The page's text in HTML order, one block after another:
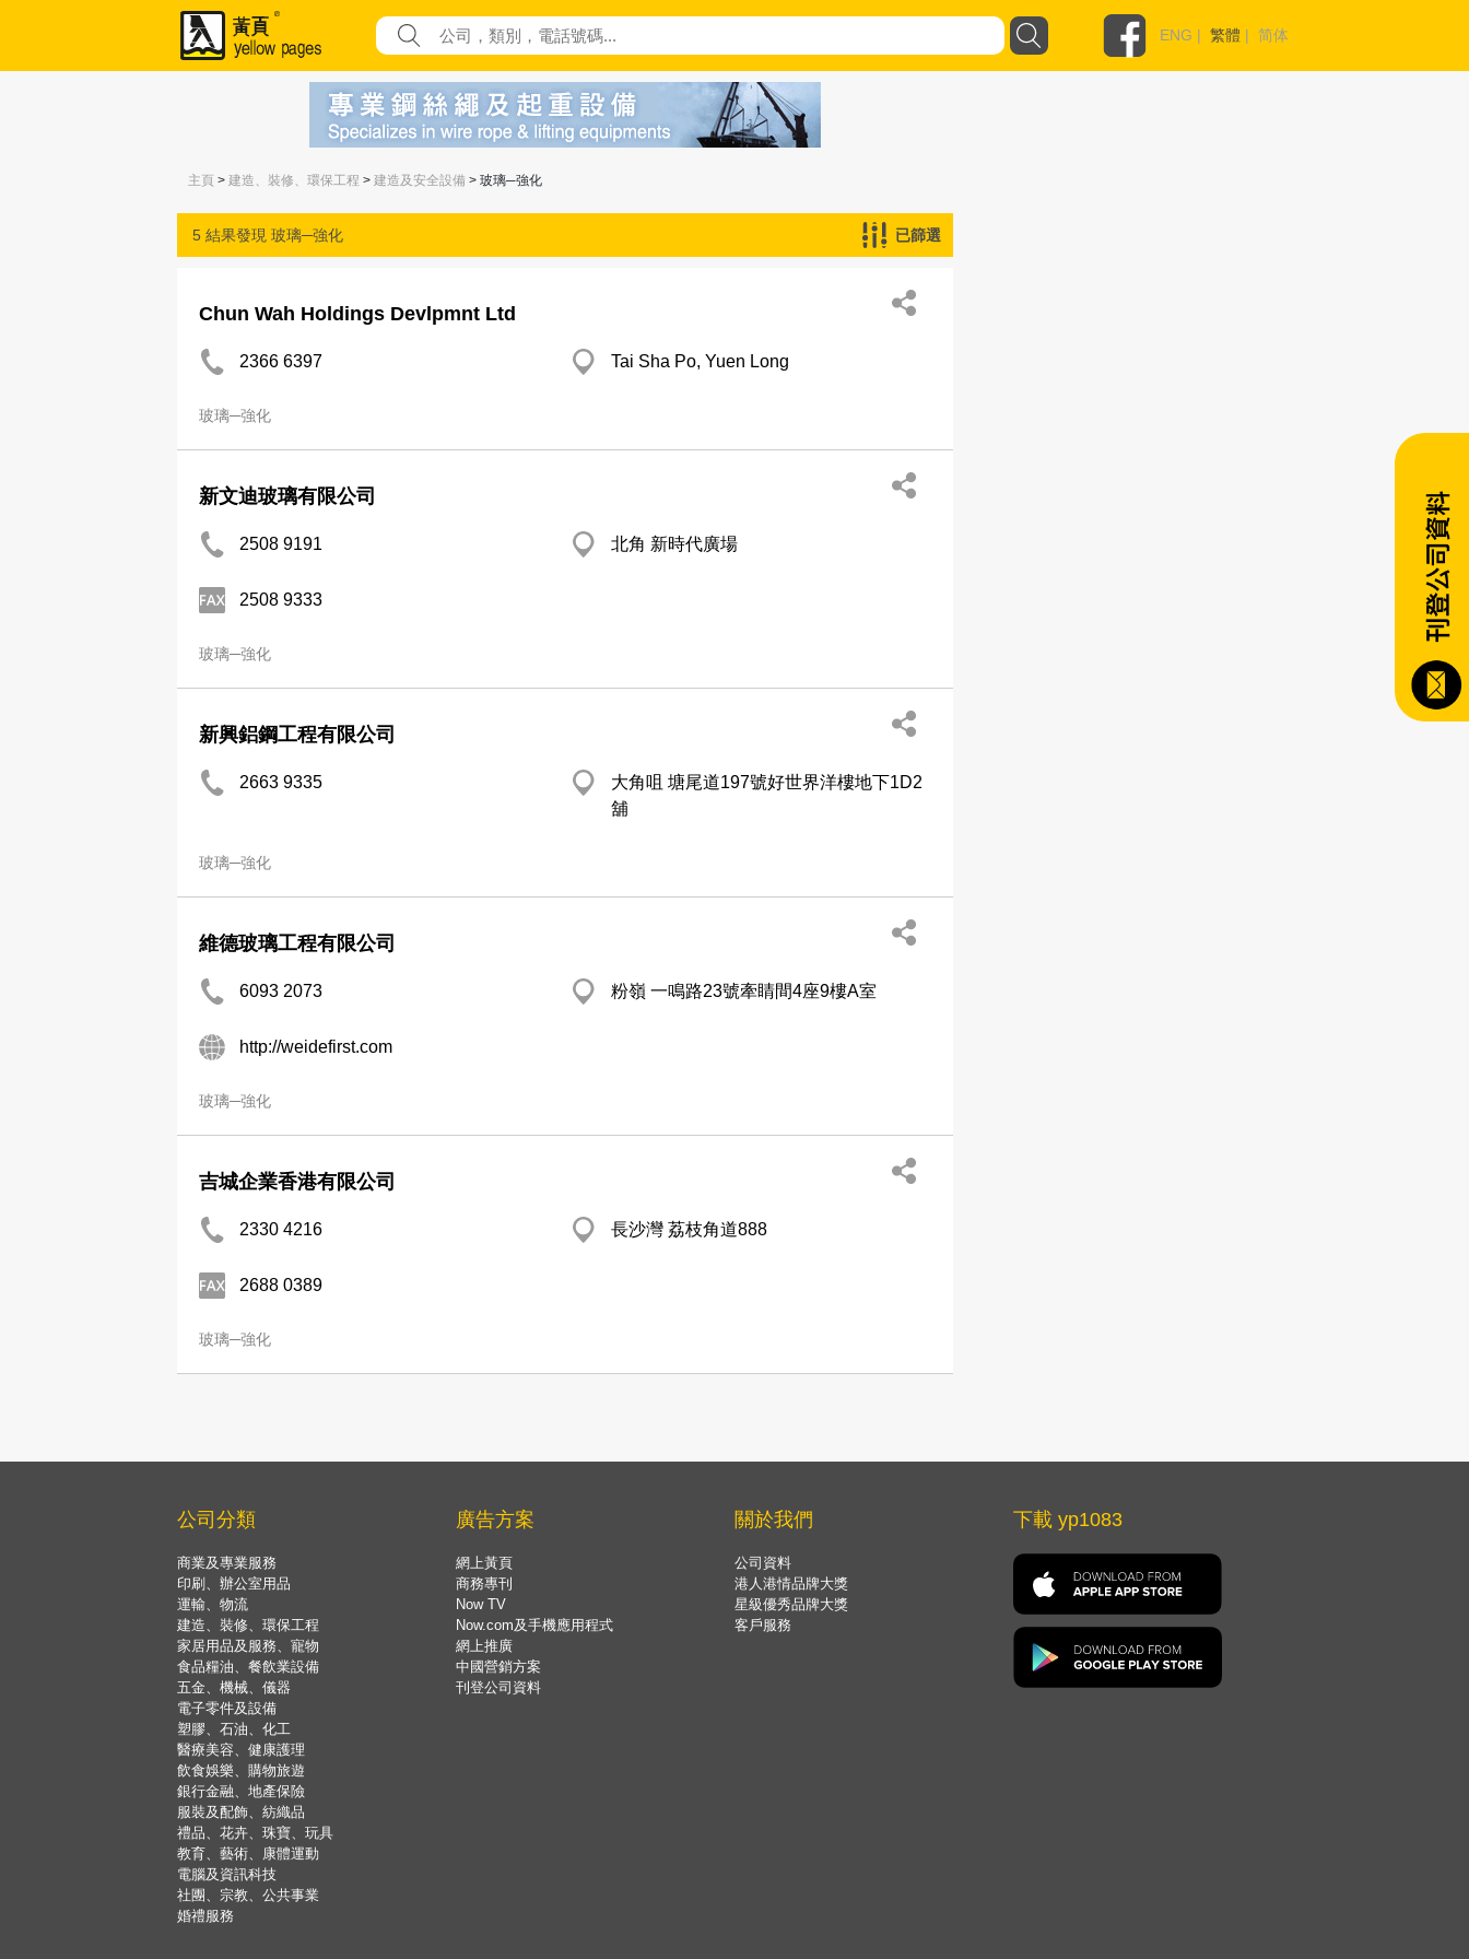
ENG | 繁體 | 简体
主頁 > 建造、裝修、環保工程 > 建造及安全設備 > 玻璃─強化
5 結果發現 玻璃─強化 已篩選
Chun Wah Holdings Devlpmnt Ltd
2366 6397 Tai Sha Po, Yuen Long
玻璃─強化
新文迪玻璃有限公司
2508 9191 北角 新時代廣場
2508 9333
玻璃─強化
新興鋁鋼工程有限公司
2663 9335
大角咀 塘尾道197號好世界洋樓地下1D2
舖
玻璃─強化
維德玻璃工程有限公司
6093 2073 粉嶺 一鳴路23號牽睛間4座9樓A室
http://weidefirst.com
玻璃─強化
吉城企業香港有限公司
2330 4216 長沙灣 荔枝角道888
2688 0389
玻璃─強化
公司分類
商業及專業服務
印刷、辦公室用品
運輸、物流
建造、裝修、環保工程
家居用品及服務、寵物
食品糧油、餐飲業設備
五金、機械、儀器
電子零件及設備
塑膠、石油、化工
醫療美容、健康護理
飲食娛樂、購物旅遊
銀行金融、地產保險
服裝及配飾、紡織品
禮品、花卉、珠寶、玩具
教育、藝術、康體運動
電腦及資訊科技
社團、宗教、公共事業
婚禮服務
廣告方案
網上黃頁
商務專刊
Now TV
Now.com及手機應用程式
網上推廣
中國營銷方案
刊登公司資料
關於我們
公司資料
港人港情品牌大獎
星級優秀品牌大獎
客戶服務
下載 yp1083